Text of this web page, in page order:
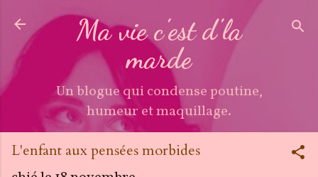
Accéder au contenu principal
Ma vie c'est d'la
marde
Un blogue qui condense poutine,
humeur et maquillage.
L'enfant aux pensées morbides